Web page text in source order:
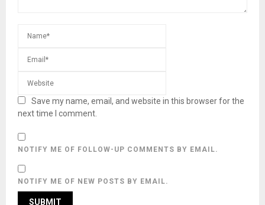
Save my name, email, and website in this browser for the
next time I comment.
NOTIFY ME OF FOLLOW-UP COMMENTS BY EMAIL.
NOTIFY ME OF NEW POSTS BY EMAIL.